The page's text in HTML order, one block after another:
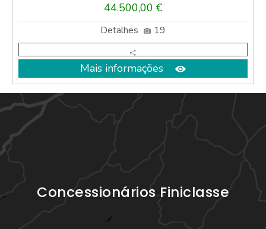
44.500,00 €
Detalhes 19
Mais informações
Concessionários Finiclasse